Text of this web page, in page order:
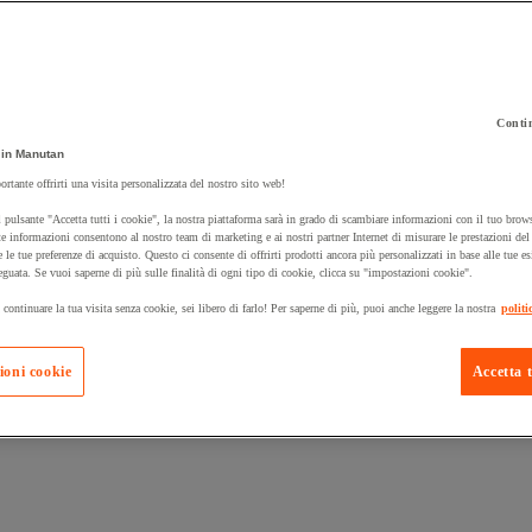
un prodotto:
Manutan Expert
Prodotti in
Manutan
offrirti una visita personalizzata del nostro sito web!
pulsante "Accetta tutti i cookie", la nostra piattaforma sarà in grado di scambiare informazioni con il tuo
informazioni consentono al nostro team di marketing e ai nostri partner Internet di misurare le prestazioni
le tue preferenze di acquisto. Questo ci consente di offrirti prodotti ancora più personalizzati in base alle tue
Se vuoi saperne di più sulle finalità di ogni tipo di cookie, clicca su "impostazioni cookie".
la tua visita senza cookie, sei libero di farlo! Per saperne di più, puoi anche leggere la nostra
Accetta
cookie